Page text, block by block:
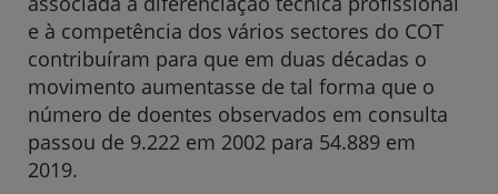
e à competência dos vários sectores do COT
contribuíram para que em duas décadas o
movimento aumentasse de tal forma que o
número de doentes observados em consulta
passou de 9.222 em 2002 para 54.889 em
2019.